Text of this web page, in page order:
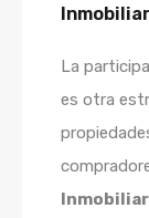
La
es otra